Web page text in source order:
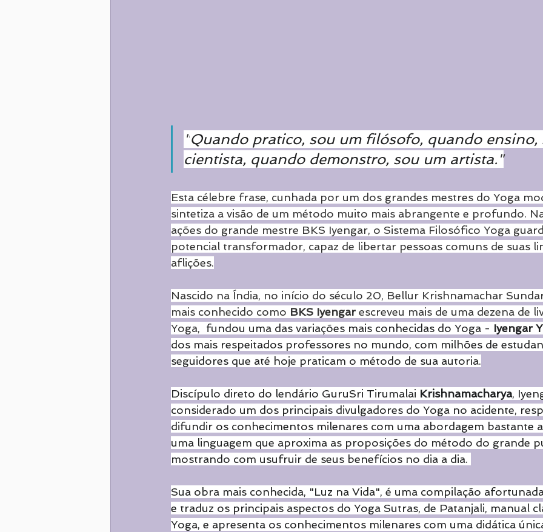
"Quando pratico, sou um filósofo, quando ensino,
cientista, quando demonstro, sou um artista."
Esta célebre frase, cunhada por um dos grandes mestres do Yoga
sintetiza a visão de um método muito mais abrangente e profundo.
ações do grande mestre BKS Iyengar, o Sistema Filosófico Yoga
potencial transformador, capaz de libertar pessoas comuns de suas
aflições.
Nascido na Índia, no início do século 20, Bellur Krishnamachar
mais conhecido como BKS Iyengar escreveu mais de uma dezena de
Yoga, fundou uma das variações mais conhecidas do Yoga - Iyengar
dos mais respeitados professores no mundo, com milhões de
seguidores que até hoje praticam o método de sua autoria.
Discípulo direto do lendário GuruSri Tirumalai Krishnamacharya,
considerado um dos principais divulgadores do Yoga no acidente,
difundir os conhecimentos milenares com uma abordagem bastante
uma linguagem que aproxima as proposições do método do grande
mostrando com usufruir de seus benefícios no dia a dia.
Sua obra mais conhecida, "Luz na Vida", é uma compilação
e traduz os principais aspectos do Yoga Sutras, de Patanjali, manual
Yoga, e apresenta os conhecimentos milenares com uma didática